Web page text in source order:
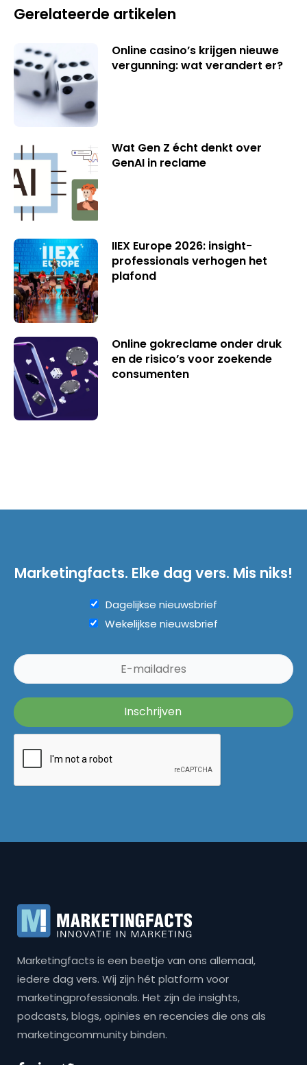
Gerelateerde artikelen
Online casino’s krijgen nieuwe
vergunning: wat verandert er?
Wat Gen Z écht denkt over
GenAI in reclame
IIEX Europe 2026: insight-
professionals verhogen het
plafond
Online gokreclame onder druk
en de risico’s voor zoekende
consumenten
Marketingfacts. Elke dag vers. Mis niks!
Dagelijkse nieuwsbrief
Wekelijkse nieuwsbrief
Marketingfacts is een beetje van ons allemaal,
iedere dag vers. Wij zijn hét platform voor
marketingprofessionals. Het zijn de insights,
podcasts, blogs, opinies en recencies die ons als
marketingcommunity binden.